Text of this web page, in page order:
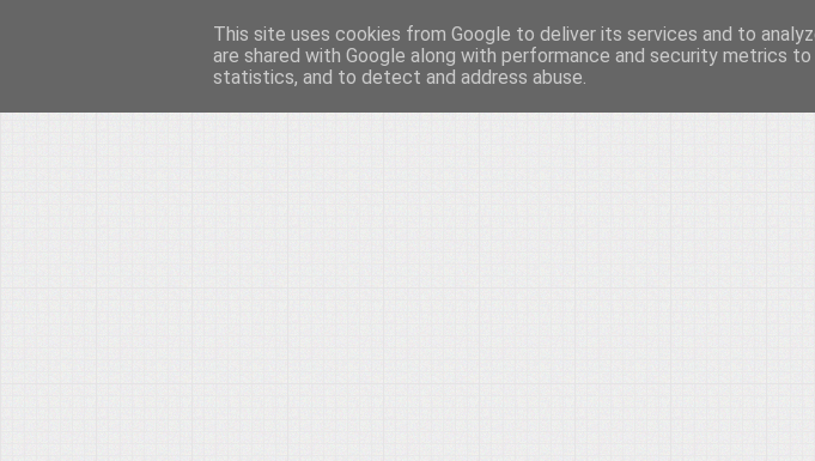
Το μεγαλείο των Τεχνών...
Είμαστε πάντα εδώ για να μιλάμε για τον πολιτισμό, σε κάθε του
This site uses cookies from Google to deliver its services and to
are shared with Google along with performance and security metrics
statistics, and to detect and address abuse.